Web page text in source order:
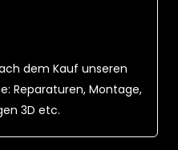
dem Kauf unseren
Reparaturen, Montage,
3D etc.